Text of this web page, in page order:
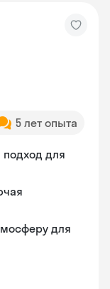
5 лет опыта
для
для